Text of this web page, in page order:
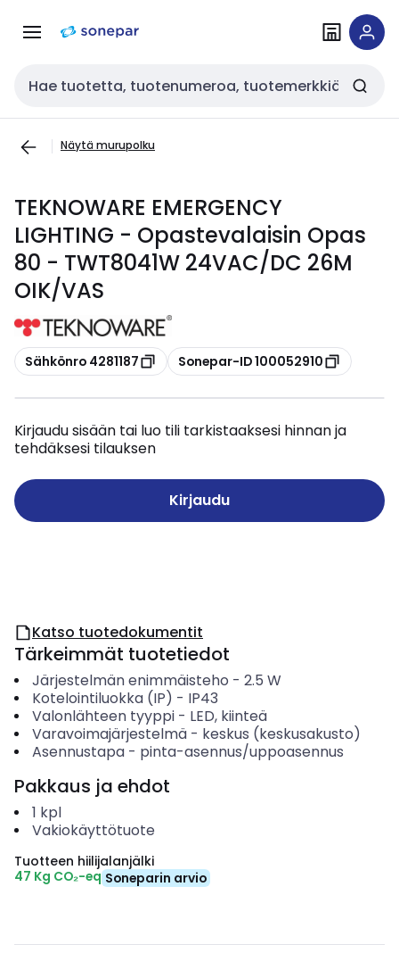
navigointiinsisältöön
Haku
Näytä murupolku
TEKNOWARE EMERGENCY
LIGHTING - Opastevalaisin Opas
80 - TWT8041W 24VAC/DC 26M
OIK/VAS
Kopioi
Sähkönro 4281187 Kopioi
Sonepar-ID 100052910
Kirjaudu sisään tai luo tili tarkistaaksesi hinnan ja
tehdäksesi tilauksen
Kirjaudu
Katso tuotedokumentit
Tärkeimmät tuotetiedot
Järjestelmän enimmäisteho - 2.5 W
Kotelointiluokka (IP) - IP43
Valonlähteen tyyppi- LED, kiinteä
Varavoimajärjestelmä- keskus (keskusakusto)
Asennustapa- pinta-asennus/uppoasennus
Pakkaus ja ehdot
1 kpl
Vakiokäyttötuote
Tuotteen hiilijalanjälki
47 Kg CO₂-eq Soneparin arvio